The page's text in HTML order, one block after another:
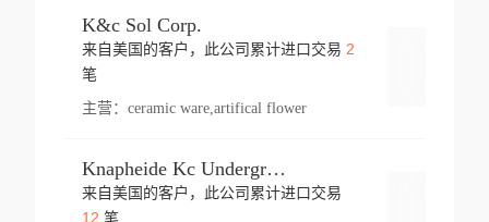
K&c Sol Corp.
来自美国的客户，此公司累计进口交易 2
笔
主营： ceramic ware,artifical flower
Knapheide Kc Underground
来自美国的客户，此公司累计进口交易
12 笔